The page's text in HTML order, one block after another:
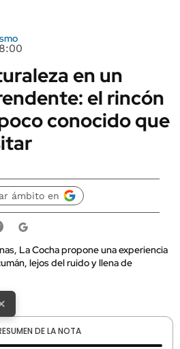
en un
el rincón
conocido que
ámbito en
La Cocha propone una experiencia
lejos del ruido y llena de
DE LA NOTA